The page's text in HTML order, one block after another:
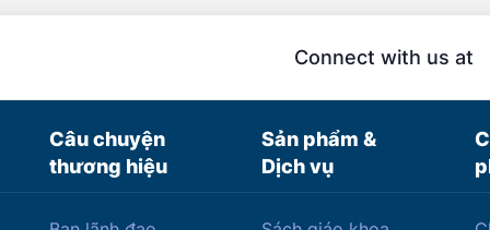
Connect with us at
Câu chuyện
thương hiệu
Sản phẩm &
Dịch vụ